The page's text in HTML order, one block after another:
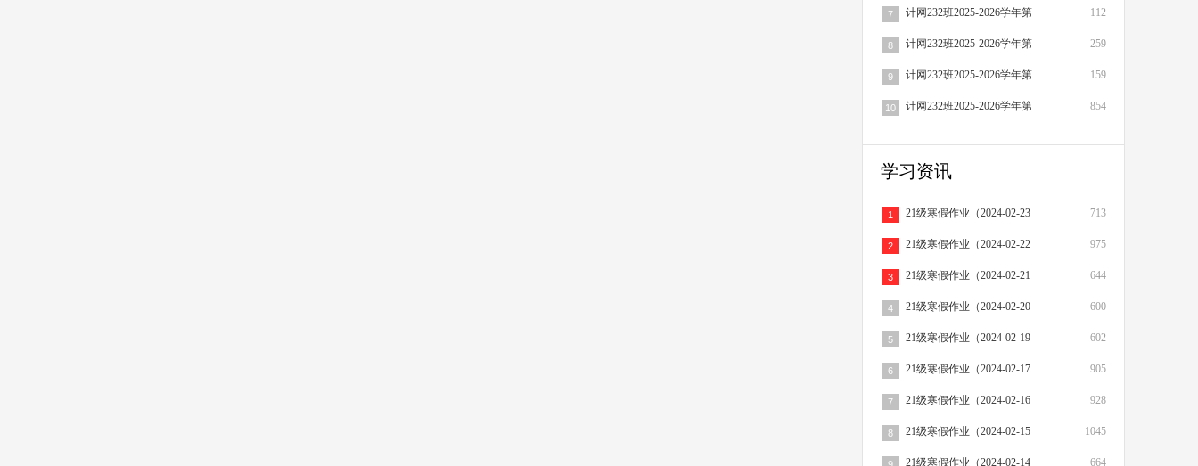
112
7 计网232班2025-2026学年第
259
8 计网232班2025-2026学年第
159
9 计网232班2025-2026学年第
854
10 计网232班2025-2026学年第
学习资讯
713
1 21级寒假作业（2024-02-23
975
2 21级寒假作业（2024-02-22
644
3 21级寒假作业（2024-02-21
600
4 21级寒假作业（2024-02-20
602
5 21级寒假作业（2024-02-19
905
6 21级寒假作业（2024-02-17
928
7 21级寒假作业（2024-02-16
1045
8 21级寒假作业（2024-02-15
664
21级寒假作业（2024-02-14